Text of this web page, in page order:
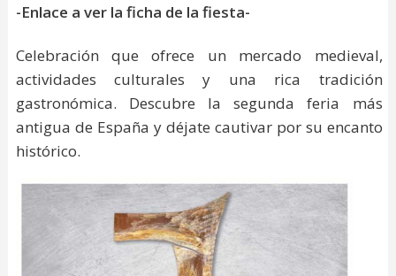
-Enlace a ver la ficha de la fiesta-
Celebración que ofrece un mercado medieval,
actividades culturales y una rica tradición
gastronómica. Descubre la segunda feria más
antigua de España y déjate cautivar por su encanto
histórico.